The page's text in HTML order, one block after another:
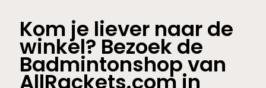
Kom je liever naar de
winkel? Bezoek de
Badmintonshop van
AllRackets.com in